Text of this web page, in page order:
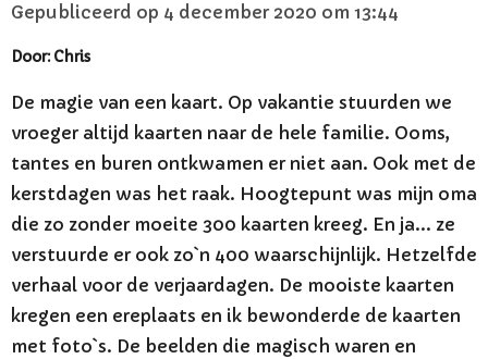
Gepubliceerd op 4 december 2020 om 13:44
Door: Chris
De magie van een kaart. Op vakantie stuurden we
vroeger altijd kaarten naar de hele familie. Ooms,
tantes en buren ontkwamen er niet aan. Ook met de
kerstdagen was het raak. Hoogtepunt was mijn oma
die zo zonder moeite 300 kaarten kreeg. En ja... ze
verstuurde er ook zo`n 400 waarschijnlijk. Hetzelfde
verhaal voor de verjaardagen. De mooiste kaarten
kregen een ereplaats en ik bewonderde de kaarten
met foto`s. De beelden die magisch waren en